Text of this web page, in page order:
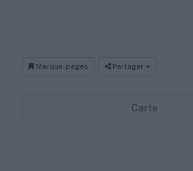
Marque-pages Partager
Carte